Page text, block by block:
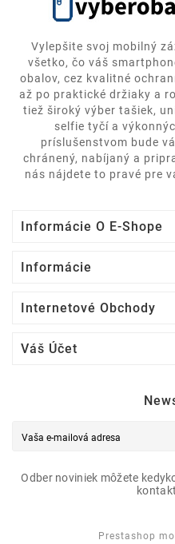
Vylepšite svoj mobilný
všetko, čo váš
obalov, cez kvalitné
až po praktické držiaky a
tiež široký výber tašiek,
selfie tyčí a
príslušenstvom bude
chránený, nabíjaný a
nás nájdete to pravé pre
Informácie O E-Shope
Informácie
Internetové Obchody
Váš Účet
Odber noviniek môžete
Prestashop